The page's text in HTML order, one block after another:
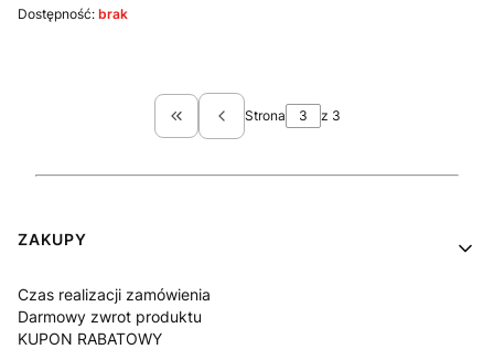
Dostępność: brak
Wróć do pierwszej strony z produktami
Strona z 3
Linki w stopce
ZAKUPY
Czas realizacji zamówienia
Darmowy zwrot produktu
KUPON RABATOWY